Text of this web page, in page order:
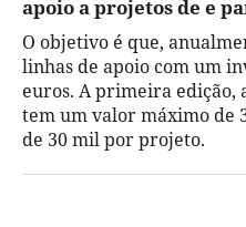
apoio a projetos de e
O objetivo é que,
linhas de apoio com um
euros. A primeira edição,
tem um valor máximo de
de 30 mil por projeto.